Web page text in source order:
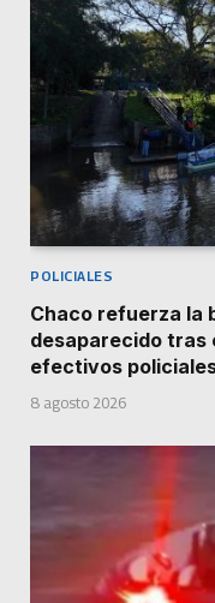
POLICIALES
Chaco refuerza la
desaparecido tras
efectivos
8 agosto 2026